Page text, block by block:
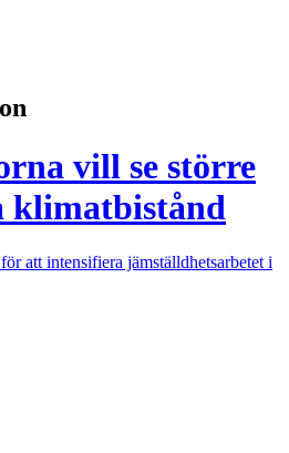
vill se större
klimatbistånd
att intensifiera jämställdhetsarbetet i